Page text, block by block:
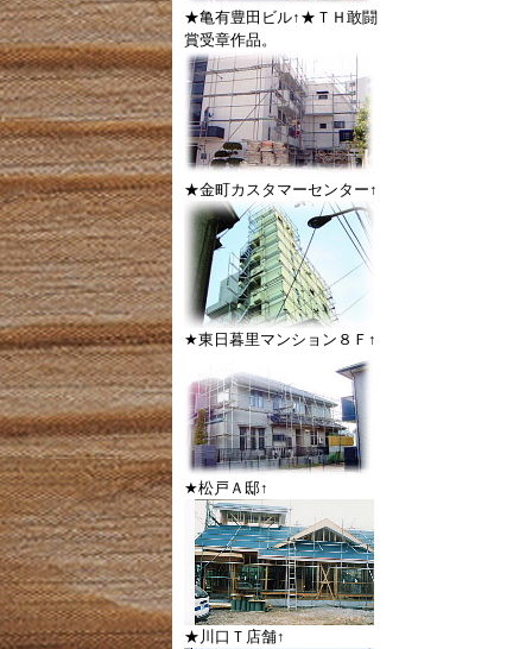
★亀有豊田ビル↑★ＴＨ敢闘
賞受章作品。
★金町カスタマーセンター↑
★東日暮里マンション８Ｆ↑
★松戸Ａ邸↑
★川口Ｔ店舗↑